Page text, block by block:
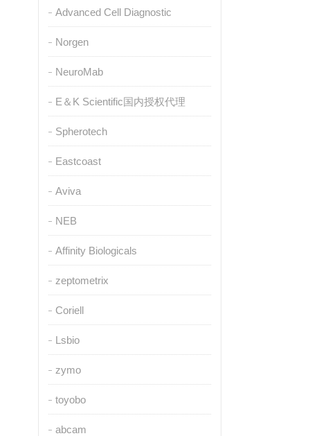
Advanced Cell Diagnostic
Norgen
NeuroMab
E＆K Scientific国内授权代理
Spherotech
Eastcoast
Aviva
NEB
Affinity Biologicals
zeptometrix
Coriell
Lsbio
zymo
toyobo
abcam